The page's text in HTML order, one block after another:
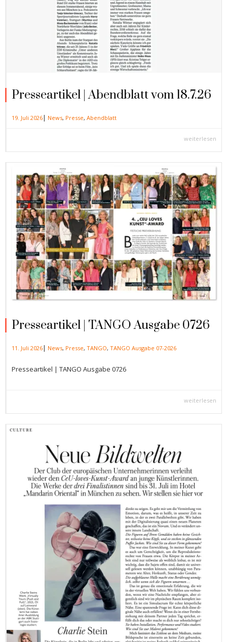
Presseartikel | Abendblatt vom 18.7.26
19. Juli 2026| News, Presse, Abendblatt
weiterlesen
Presseartikel | TANGO Ausgabe 0726
11. Juli 2026| News, Presse, TANGO, TANGO Ausgabe 07-2026
Presseartikel | TANGO Ausgabe 0726
weiterlesen